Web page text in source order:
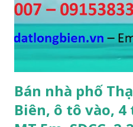
CẦN BÁN GẤP đất đấu giá
Trì, đường 8.5m, DT 66m2,
giá bán: 4.2 tỷ, có thương
phố Tư Đình, gần đường Cổ
Bán nhà phố
Biên, ô tô vào, 4